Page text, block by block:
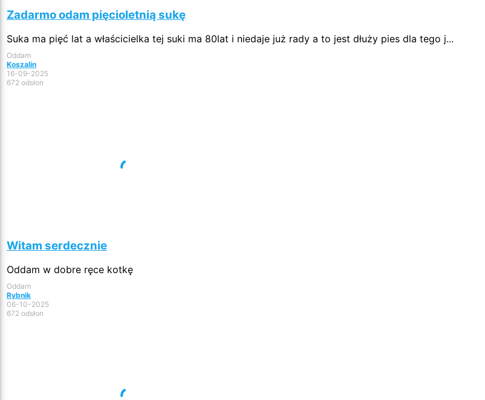
Zadarmo odam pięcioletnią sukę
Suka ma pięć lat a właścicielka tej suki ma 80lat i niedaje już rady a to jest dłuży pies dla tego j...
Oddam
Koszalin
16-09-2025
672 odsłon
Witam serdecznie
Oddam w dobre ręce kotkę
Oddam
Rybnik
06-10-2025
672 odsłon